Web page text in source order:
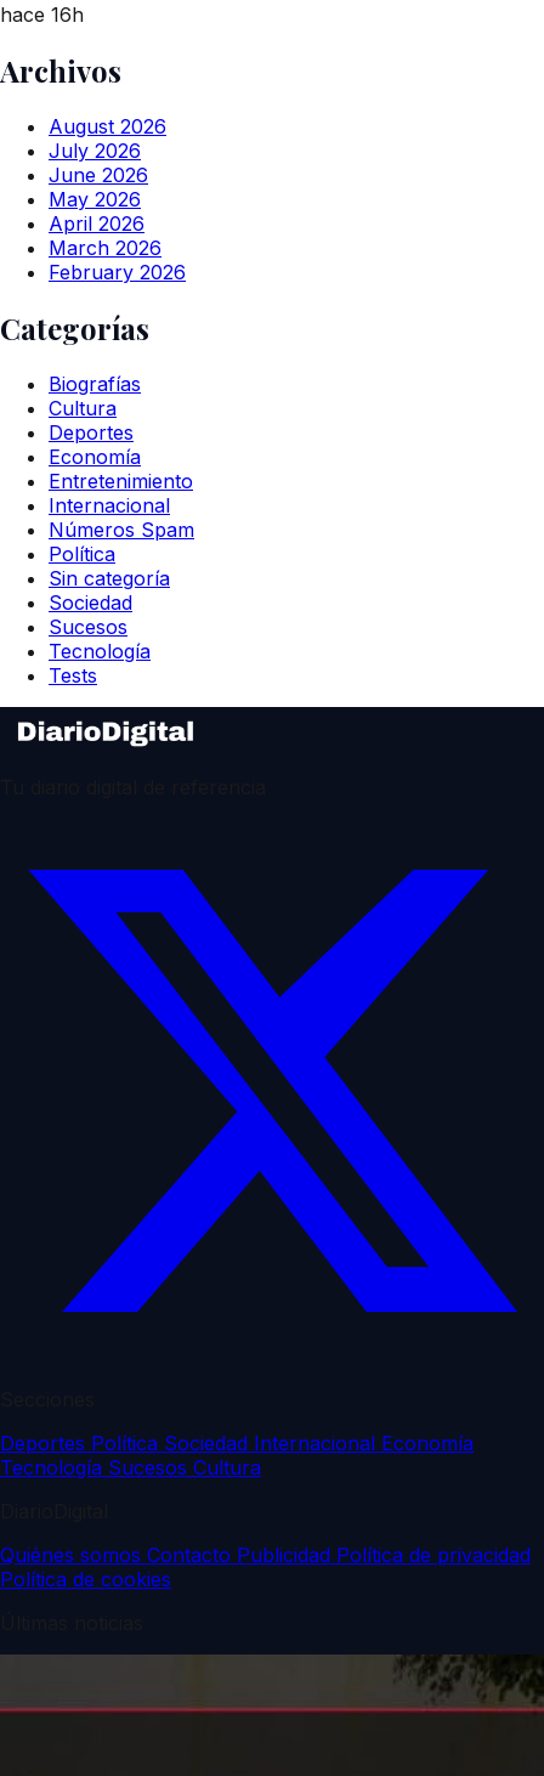
hace 16h
Archivos
August 2026
July 2026
June 2026
May 2026
April 2026
March 2026
February 2026
Categorías
Biografías
Cultura
Deportes
Economía
Entretenimiento
Internacional
Números Spam
Política
Sin categoría
Sociedad
Sucesos
Tecnología
Tests
Deportes Política Sociedad Internacional Economía
Tecnología Sucesos Cultura
Quiénes somos Contacto Publicidad Política de privacidad
Política de cookies